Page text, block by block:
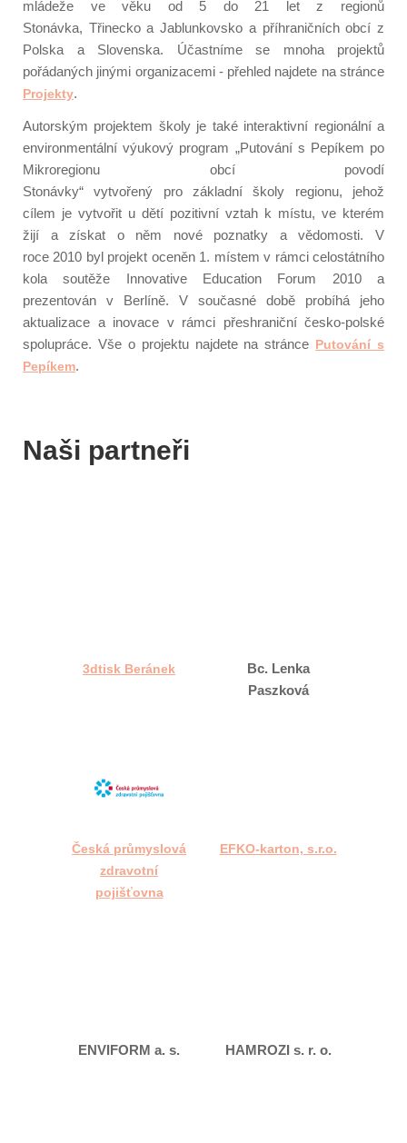
mládeže ve věku od 5 do 21 let z regionů
Stonávka, Třinecko aJablunkovsko a příhraničních obcí z
Polska a Slovenska. Účastníme se mnoha projektů
pořádaných jinými organizacemi - přehled najdete na stránce
Projekty.
Autorským projektem školy je také interaktivní regionální a
environmentální výukový program „Putování s Pepíkem po
Mikroregionu obcí povodí
Stonávky“
vytvořený pro základní školy regionu,
jehož
cílem je vytvořit u dětí pozitivní vztah k místu, ve kterém
žijí
a získat o něm nové poznatky a vědomosti.V
roce 2010 byl projekt oceněn 1. místem v rámci celostátního
kola soutěže Innovative Education Forum 2010a
prezentován v Berlíně.
V současné době probíhá jeho
aktualizace a inovace v rámci přeshraniční česko-polské
spolupráce. Vše o projektu najdete na stránce Putování s
Pepíkem.
Naši partneři
3dtisk Beránek
Bc. Lenka
Paszková
Česká průmyslová
zdravotní
pojišťovna
EFKO-karton, s.r.o.
ENVIFORM a. s. HAMROZI s. r. o.